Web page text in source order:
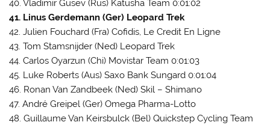
40. Vladimir Gusev (Rus) Katusha Team 0:01:02
41. Linus Gerdemann (Ger) Leopard Trek
42. Julien Fouchard (Fra) Cofidis, Le Credit En Ligne
43. Tom Stamsnijder (Ned) Leopard Trek
44. Carlos Oyarzun (Chi) Movistar Team 0:01:03
45. Luke Roberts (Aus) Saxo Bank Sungard 0:01:04
46. Ronan Van Zandbeek (Ned) Skil – Shimano
47. André Greipel (Ger) Omega Pharma-Lotto
48. Guillaume Van Keirsbulck (Bel) Quickstep Cycling Team